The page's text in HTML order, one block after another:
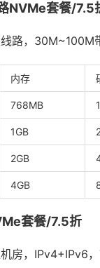
NVMe套餐/7.5
路，30M~100M
内存
768MB
1GB
2GB
4GB
套餐/7.5折
房，IPv4+IPv6，